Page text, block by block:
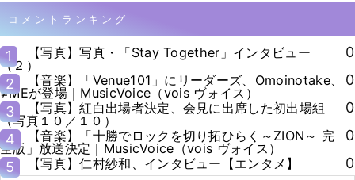
コメントランキング
1
【写真】写真・「Stay Together」インタビュー
（２）
0
2
【音楽】「Venue101」にリーダーズ、Omoinotake、
≠MEが登場｜MusicVoice（vois ヴォイス）
0
3
【写真】紅白出場者決定、会見に出席した初出場組
（写真１０／１０）
0
4
【音楽】「十勝でロックを切り拓ひらく～ZION～ 完
全版」放送決定｜MusicVoice（vois ヴォイス）
0
5
【写真】仁村紗和、インタビュー【エンタメ】 0